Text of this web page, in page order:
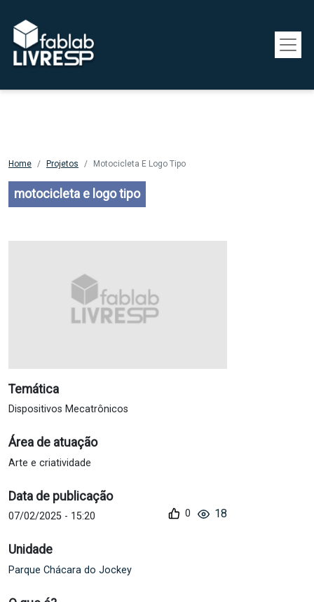
Home Projetos Motocicleta E Logo Tipo
motocicleta e logo tipo
Temática
Dispositivos Mecatrônicos
Área de atuação
Arte e criatividade
Data de publicação
07/02/2025 - 15:20
Unidade
Parque Chácara do Jockey
18